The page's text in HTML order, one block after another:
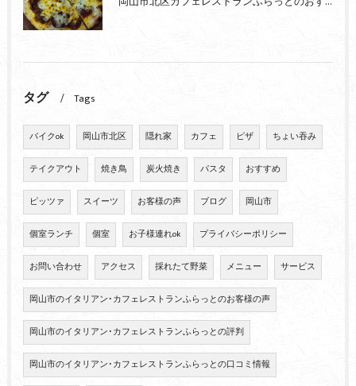
タグ Tags
バイクok 岡山市北区 隠れ家 カフェ ピザ ちょい吞み
テイクアウト 焼き鳥 炭火焼き パスタ おすすめ
ピッツァ スイーツ お客様の声 ブログ 岡山市
個室ランチ 個室 お子様連れok プライバシーポリシー
お問い合わせ アクセス 採れたて野菜 メニュー サービス
岡山市のイタリアン･カフェレストランふらっとのお客様の声
岡山市のイタリアン･カフェレストランふらっとの評判
岡山市のイタリアン･カフェレストランふらっとの口コミ情報